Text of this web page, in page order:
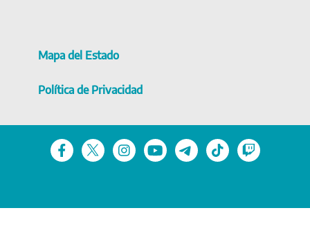
Mapa del Estado
Política de Privacidad